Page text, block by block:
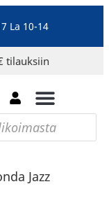
La 10-14
tilauksiin
Jazz